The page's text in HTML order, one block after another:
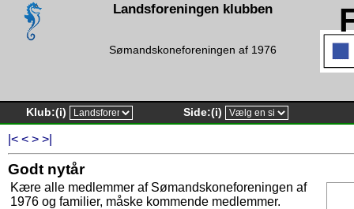
Landsforeningen klubben
Sømandskoneforeningen af 1976
Klub:(i) Side:(i)
|< < > >|
Godt nytår
Kære alle medlemmer af Sømandskoneforeningen af
1976 og familier, måske kommende medlemmer.